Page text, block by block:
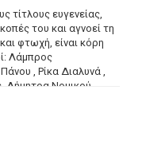
τίτλους ευγενείας,
του και αγνοεί τη
φτωχή, είναι κόρη
Λάμπρος
, Ρίκα Διαλυνά ,
Νομικού ,
Βουτσινά , Σωτήρης